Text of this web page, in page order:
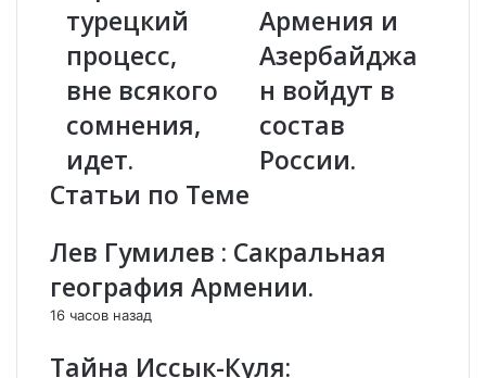
а
д
р
с
к
н
а
я
н
А
турецкий
процесс,
вне всякого
сомнения,
идет.
м
и
р
Ж
р
и
с
и
А
Армения и
Азербайджа
н войдут в
состав
России.
Статьи по Теме
Лев Гумилев : Сакральная
география Армении.
16 часов назад
Тайна Иссык-Куля: